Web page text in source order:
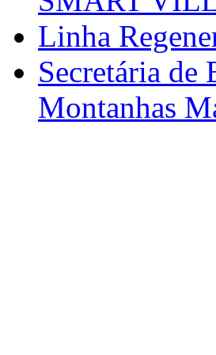
Linha
Secretária de
Montanhas